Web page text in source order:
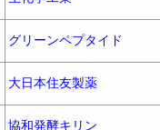
グリーンペプタイド
大日本住友製薬
協和発酵キリン